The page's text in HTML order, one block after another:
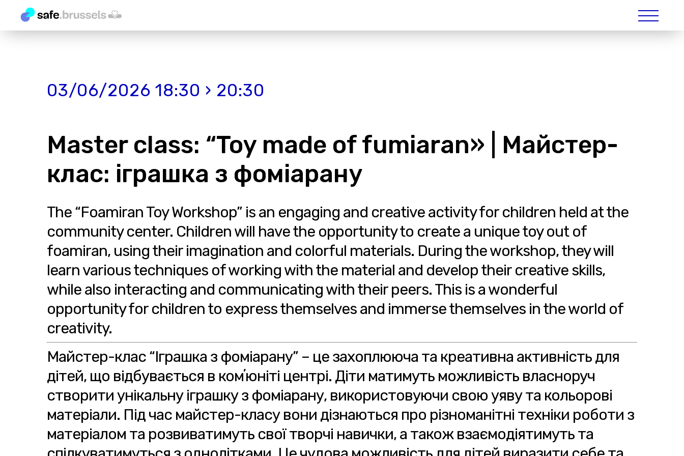
03/06/2026 18:30 › 20:30
Master class: “Toy made of fumiaran» | Майстер-
клас: іграшка з фоміарану
The “Foamiran Toy Workshop” is an engaging and creative activity for children held at the
community center. Children will have the opportunity to create a unique toy out of
foamiran, using their imagination and colorful materials. During the workshop, they will
learn various techniques of working with the material and develop their creative skills,
while also interacting and communicating with their peers. This is a wonderful
opportunity for children to express themselves and immerse themselves in the world of
creativity.
Майстер-клас “Іграшка з фоміарану” – це захоплююча та креативна активність для
дітей, що відбувається в комʼюніті центрі. Діти матимуть можливість власноруч
створити унікальну іграшку з фоміарану, використовуючи свою уяву та кольорові
матеріали. Під час майстер-класу вони дізнаються про різноманітні техніки роботи з
матеріалом та розвиватимуть свої творчі навички, а також взаємодіятимуть та